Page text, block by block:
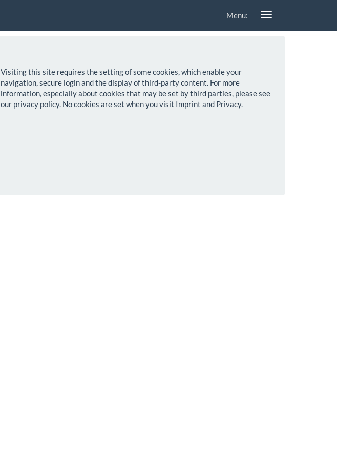
Menu:
Visiting this site requires the setting of some cookies, which enable your
navigation, secure login and the display of third-party content. For more
information, especially about cookies that may be set by third parties, please see
our privacy policy. No cookies are set when you visit Imprint and Privacy.